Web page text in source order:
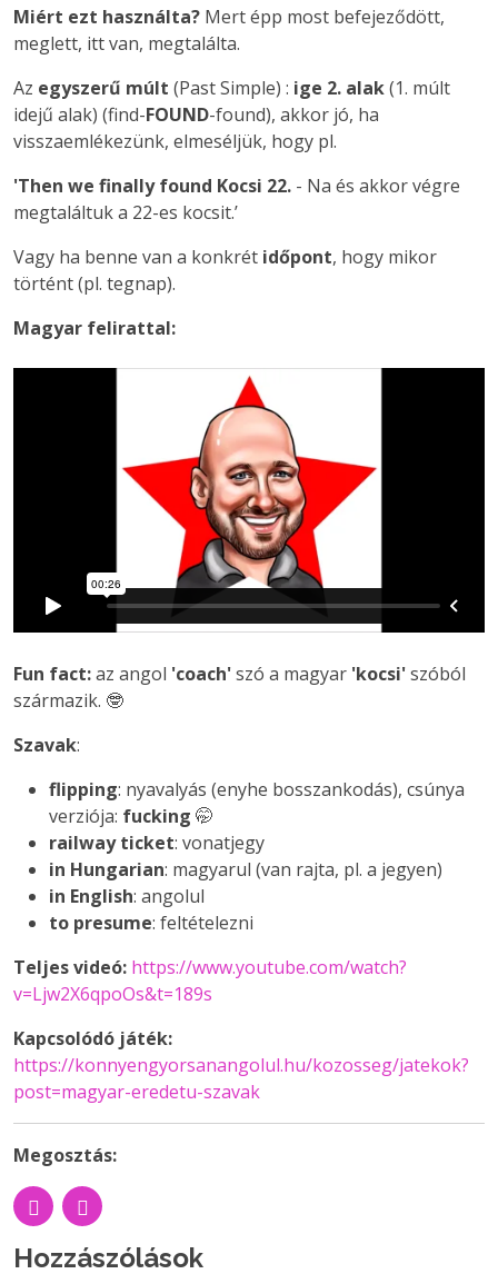
Miért ezt használta? Mert épp most befejeződött,
meglett, itt van, megtalálta.
Az egyszerű múlt (Past Simple) : ige 2. alak(1. múlt
idejű alak) (find-FOUND-found), akkor jó, ha
visszaemlékezünk, elmeséljük, hogy pl.
'Then we finally found Kocsi 22. - Na és akkor végre
megtaláltuk a 22-es kocsit.’
Vagy ha benne van a konkrét időpont, hogy mikor
történt (pl. tegnap).
Magyar felirattal:
Fun fact:az angol 'coach'szó a magyar 'kocsi'szóból
származik. 🤓
Szavak:
flipping: nyavalyás (enyhe bosszankodás), csúnya
verziója: fucking 🤭
railway ticket: vonatjegy
in Hungarian: magyarul (van rajta, pl. a jegyen)
in English: angolul
to presume: feltételezni
Teljes videó: https://www.youtube.com/watch?
v=Ljw2X6qpoOs&t=189s
Kapcsolódó játék:
https://konnyengyorsanangolul.hu/kozosseg/jatekok?
post=magyar-eredetu-szavak
Megosztás:
Hozzászólások